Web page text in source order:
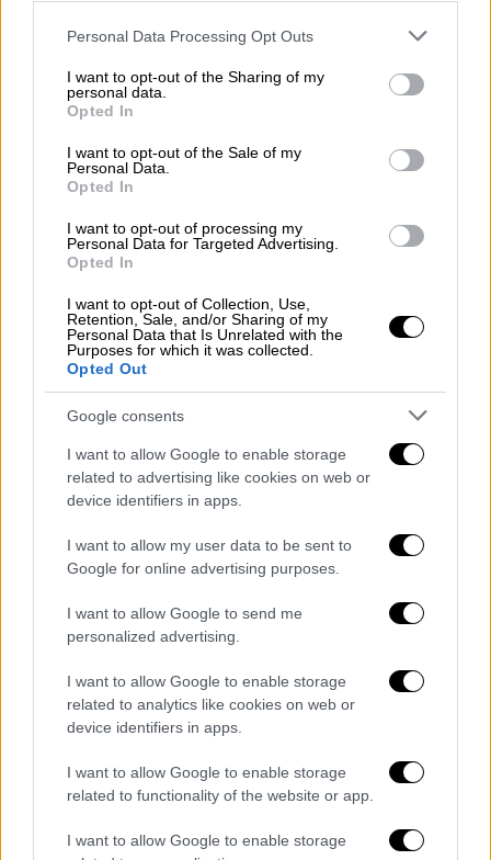
Please note that this website/app uses one or more Google
not limited to your visit or usage behaviour. You may click to
grant or deny consent to Google and its third-party tags to
use your data for below specified purposes in below Google
consent section.
Personal Data Processing Opt Outs
I want to opt-out of the Sharing of my
personal data.
Opted In
I want to opt-out of the Sale of my
Personal Data.
Opted In
I want to opt-out of processing my
Personal Data for Targeted Advertising.
Opted In
I want to opt-out of Collection, Use,
Retention, Sale, and/or Sharing of my
Personal Data that Is Unrelated with the
Purposes for which it was collected.
Opted Out
Google consents
I want to allow Google to enable storage
related to advertising like cookies on web or
device identifiers in apps.
I want to allow my user data to be sent to
Google for online advertising purposes.
I want to allow Google to send me
personalized advertising.
I want to allow Google to enable storage
related to analytics like cookies on web or
device identifiers in apps.
I want to allow Google to enable storage
related to functionality of the website or app.
I want to allow Google to enable storage
Μάλιστα, σύμφωνα με πληροφορίες
32χρονος φέρεται να ήταν ένα από τα 17
πρόσωπα που κατέθεσαν μικρό χρηματικό
την αποστολή τρομοδέματος στον πρώην
πρωθυπουργό
προφυλακισμενος για ληστείες.
υπόθεση των 17 υπήρξε για όλους αθωωτική
απόφαση καθώς την ευθύνη είχε αναλάβει
ένα και μόνο πρόσωπο
Επιπρόσθετα, ο 24χρονος συλληφθέντας
έχει κατηγορηθεί γιαληστείες,σωματικές
βλάβες, ναρκωτικά, απείθεια, αντίσταση,
εξύβριση.
OΛΕΣ ΟΙ ΕΙΔΗΣΕΙΣ
Γιατί η Τουρκία επαναφέρει και
αναβαθμίζει το casus belli: Οι απειλές
«κόκκινη γραμμή»
Εκλογές 2023: Ποιες περιφέρειες
τελική κατανομή
Απογραφή 2021: Σε 9.716.889 άτομα
ανέρχεται ο νόμιμος πληθυσμός της